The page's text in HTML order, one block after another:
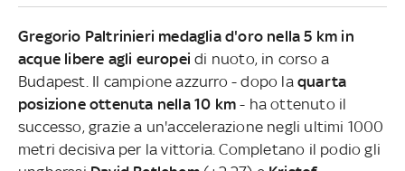
Gregorio Paltrinieri medaglia d'oro nella 5 km in
acque libere agli europeidi nuoto, in corso a
Budapest. Il campione azzurro - dopo la quarta
posizione ottenuta nella 10 km- ha ottenuto il
successo, grazie a un'accelerazione negli ultimi 1000
metri decisiva per la vittoria. Completano il podio gli